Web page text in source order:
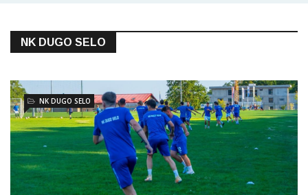
NK DUGO SELO
NK DUGO SELO